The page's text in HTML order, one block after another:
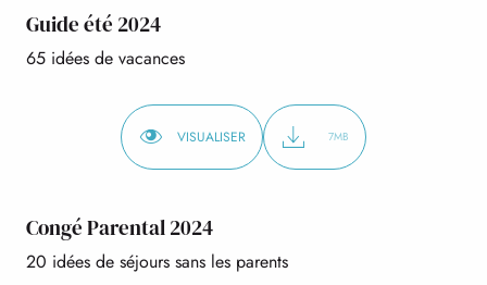
Guide été 2024
65 idées de vacances
VISUALISER 7MB
Congé Parental 2024
20 idées de séjours sans les parents